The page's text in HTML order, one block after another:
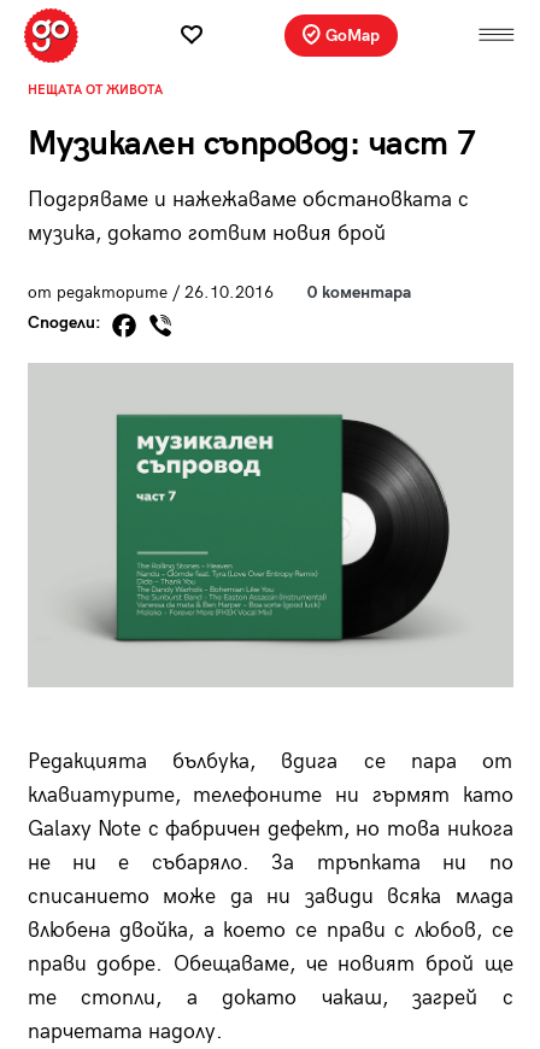
GoMap
НЕЩАТА ОТ ЖИВОТА
Музикален съпровод: част 7
Подгряваме и нажежаваме обстановката с
музика, докато готвим новия брой
от редакторите / 26.10.2016
0 коментара
Сподели:
Редакцията бълбука, вдига се пара от
клавиатурите, телефоните ни гърмят като
Galaxy Note с фабричен дефект, но това никога
не ни е събаряло. За тръпката ни по
списанието може да ни завиди всяка млада
влюбена двойка, а което се прави с любов, се
прави добре. Обещаваме, че новият брой ще
те стопли, а докато чакаш, загрей с
парчетата надолу.